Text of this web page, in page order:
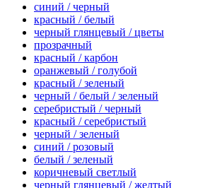
синий / черный
красный / белый
черный глянцевый / цветы
прозрачный
красный / карбон
оранжевый / голубой
красный / зеленый
черный / белый / зеленый
серебристый / черный
красный / серебристый
черный / зеленый
синий / розовый
белый / зеленый
коричневый светлый
черный глянцевый / желтый